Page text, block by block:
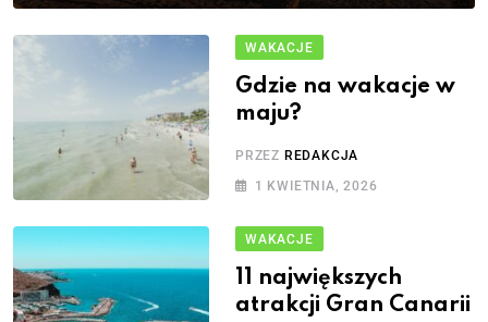
WAKACJE
Gdzie na wakacje w
maju?
PRZEZ REDAKCJA
1 KWIETNIA, 2026
WAKACJE
11 największych
atrakcji Gran Canarii